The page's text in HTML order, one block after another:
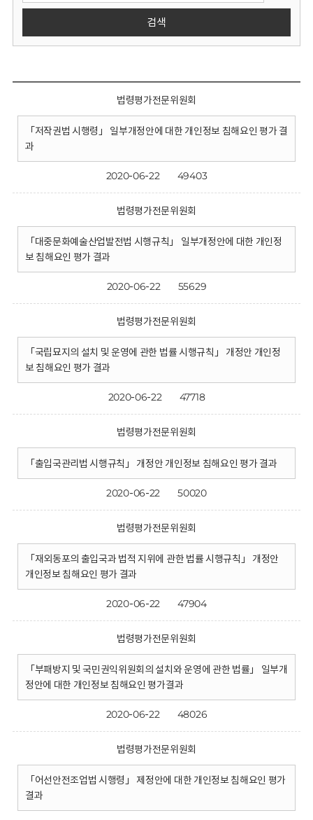
검색
법령평가전문위원회
「저작권법 시행령」 일부개정안에 대한 개인정보 침해요인 평가 결
과
2020-06-22 49403
법령평가전문위원회
「대중문화예술산업발전법 시행규칙」 일부개정안에 대한 개인정
보 침해요인 평가 결과
2020-06-22 55629
법령평가전문위원회
「국립묘지의 설치 및 운영에 관한 법률 시행규칙」 개정안 개인정
보 침해요인 평가 결과
2020-06-22 47718
법령평가전문위원회
「출입국관리법 시행규칙」 개정안 개인정보 침해요인 평가 결과
2020-06-22 50020
법령평가전문위원회
「재외동포의 출입국과 법적 지위에 관한 법률 시행규칙」 개정안
개인정보 침해요인 평가 결과
2020-06-22 47904
법령평가전문위원회
「부패방지 및 국민권익위원회의 설치와 운영에 관한 법률」 일부개
정안에 대한 개인정보 침해요인 평가결과
2020-06-22 48026
법령평가전문위원회
「어선안전조업법 시행령」 제정안에 대한 개인정보 침해요인 평가
결과